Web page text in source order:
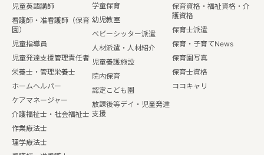
児童英語講師
看護師・准看護師（保育
園）
児童指導員
児童発達支援管理責任者
栄養士・管理栄養士
ホームヘルパー
ケアマネージャー
介護福祉士・社会福祉士
作業療法士
理学療法士
学童保育
幼児教室
ベビーシッター派遣
人材派遣・人材紹介
児童養護施設
院内保育
認定こども園
放課後等デイ・児童発達
支援
保育資格・福祉資格・介
護資格
保育士派遣
保育・子育てNews
保育園写真
保育士資格
ココキャリ